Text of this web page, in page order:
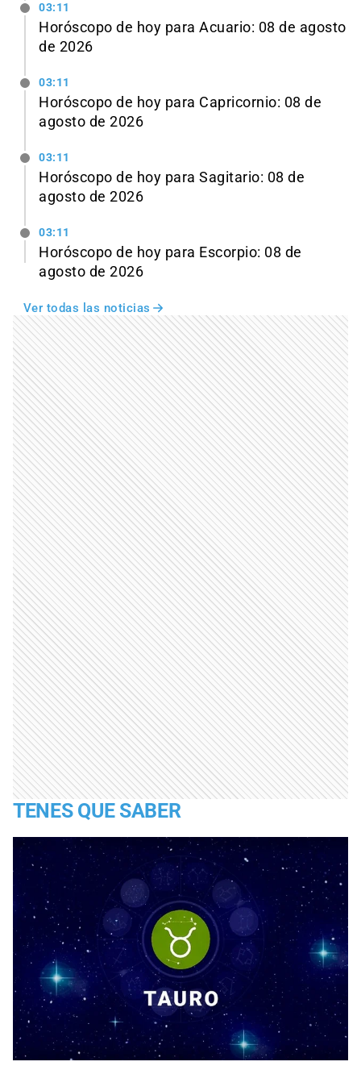
03:11
Horóscopo de hoy para Acuario: 08 de agosto
de 2026
03:11
Horóscopo de hoy para Capricornio: 08 de
agosto de 2026
03:11
Horóscopo de hoy para Sagitario: 08 de
agosto de 2026
03:11
Horóscopo de hoy para Escorpio: 08 de
agosto de 2026
Ver todas las noticias
TENES QUE SABER